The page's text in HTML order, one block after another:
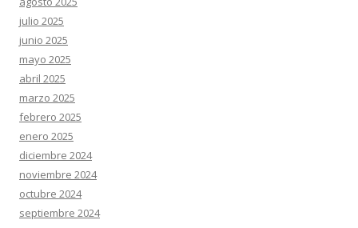
julio 2025
junio 2025
mayo 2025
abril 2025
marzo 2025
febrero 2025
enero 2025
diciembre 2024
noviembre 2024
octubre 2024
septiembre 2024